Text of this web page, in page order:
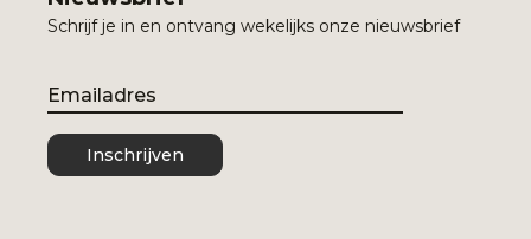
Schrijf je in en ontvang wekelijks onze nieuwsbrief
Email
Inschrijven